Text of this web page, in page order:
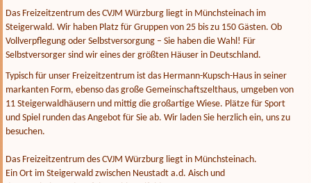
Das Freizeitzentrum des CVJM Würzburg liegt in Münchsteinach im
Steigerwald. Wir haben Platz für Gruppen von 25 bis zu 150 Gästen. Ob
Vollverpflegung oder Selbstversorgung – Sie haben die Wahl! Für
Selbstversorger sind wir eines der größten Häuser in Deutschland.
Typisch für unser Freizeitzentrum ist das Hermann-Kupsch-Haus in seiner
markanten Form, ebenso das große Gemeinschaftszelthaus, umgeben von
11 Steigerwaldhäusern und mittig die großartige Wiese. Plätze für Sport
und Spiel runden das Angebot für Sie ab. Wir laden Sie herzlich ein, uns zu
besuchen.
Das Freizeitzentrum des CVJM Würzburg liegt in Münchsteinach.
Ein Ort im Steigerwald zwi­schen Neustadt a.d. Aisch und